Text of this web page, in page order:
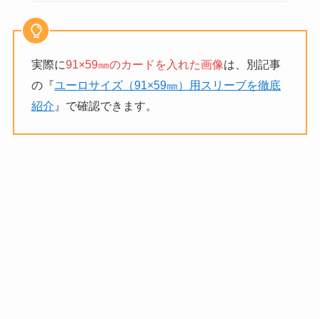
実際に91×59㎜のカードを入れた画像は、別記事
の『ユーロサイズ（91×59㎜）用スリーブを徹底
紹介 』で確認できます。